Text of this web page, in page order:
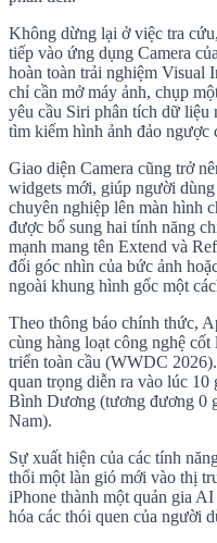
Không dừng lại ở việc tra
tiếp vào ứng dụng Camera
hoàn toàn trải nghiệm Visual
chỉ cần mở máy ảnh, chụp
yêu cầu Siri phân tích dữ liệu
tìm kiếm hình ảnh đảo ngược
Giao diện Camera cũng trở
widgets mới, giúp người
chuyên nghiệp lên màn hình
được bổ sung hai tính năng
mạnh mang tên Extend và
đổi góc nhìn của bức ảnh
ngoài khung hình gốc một
Theo thông báo chính thức,
cùng hàng loạt công nghệ
triển toàn cầu (WWDC
quan trọng diễn ra vào lúc 10
Bình Dương (tương đương 0
Nam).
Sự xuất hiện của các tính
thổi một làn gió mới vào thị
iPhone thành một quản gia
hóa các thói quen của người